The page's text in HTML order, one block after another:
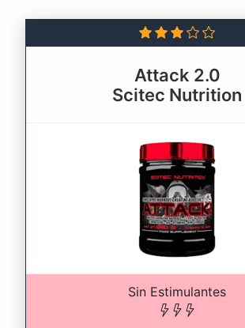
Attack 2.0
Scitec Nutrition
Sin Estimulantes